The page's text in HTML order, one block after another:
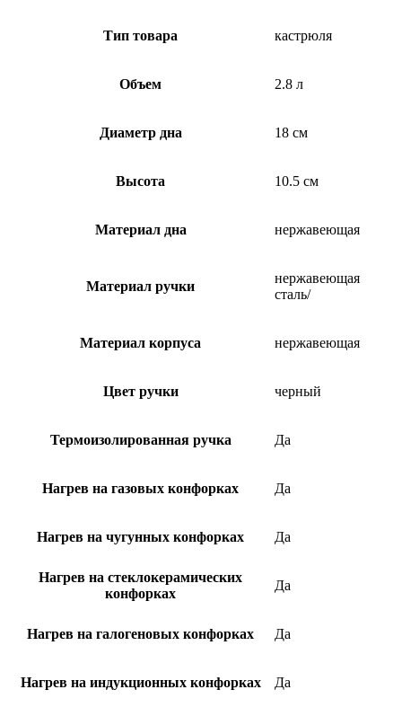
Тип товара кастрюля
Объем 2.8 л
Диаметр дна 18 см
Высота 10.5 см
Материал дна нержавеющая
Материал ручки
нержавеющая
сталь/
Материал корпуса нержавеющая
Цвет ручки черный
Термоизолированная ручка Да
Нагрев на газовых конфорках Да
Нагрев на чугунных конфорках Да
Нагрев на стеклокерамических
конфорках
Да
Нагрев на галогеновых конфорках Да
Нагрев на индукционных конфорках Да